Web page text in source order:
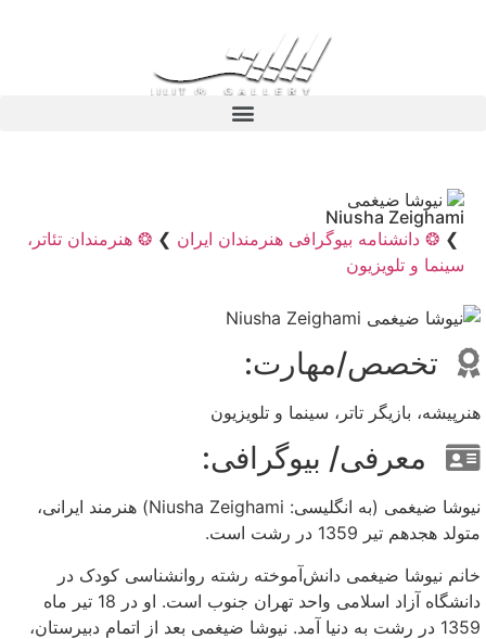
نیوشا ضیغمی
Niusha Zeighami
❯ ❂ دانشنامه بیوگرافی هنرمندان ایران ❯ ❂ هنرمندان تئاتر،
سینما و تلویزیون
تخصص/مهارت:
هنرپیشه، بازیگر تاتر، سینما و تلویزیون
معرفی/ بیوگرافی:
نیوشا ضیغمی (به انگلیسی: Niusha Zeighami) هنرمند ایرانی،
متولد هجدهم تیر 1359 در رشت است.
خانم نیوشا ضیغمی دانش‌آموخته رشته روانشناسی کودک در
دانشگاه آزاد اسلامی واحد تهران جنوب است. او در 18 تیر ماه
1359 در رشت به دنیا آمد. نیوشا ضیغمی بعد از اتمام دبیرستان،